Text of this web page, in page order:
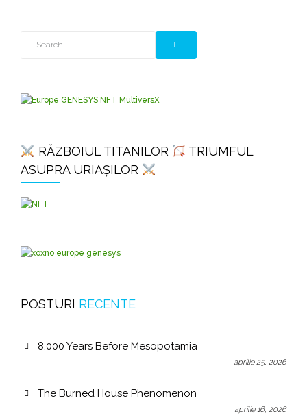
RĂZBOIUL TITANILOR
TRIUMFUL
ASUPRA URIAȘILOR
POSTURI RECENTE
8,000 Years Before Mesopotamia
aprilie 25, 2026
The Burned House Phenomenon
aprilie 16, 2026